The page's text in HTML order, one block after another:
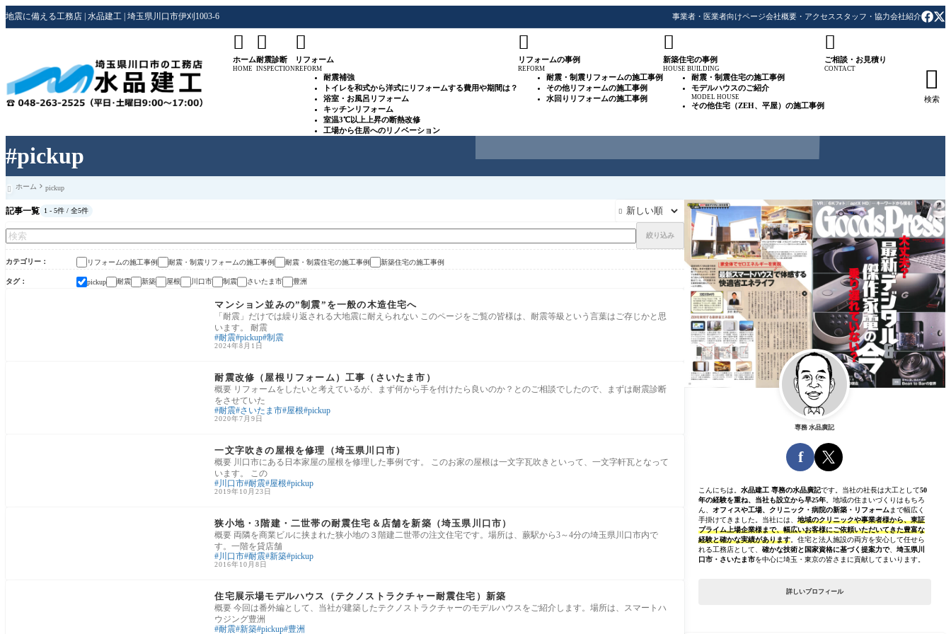
#pickup
地震に備える工務店 | 水品建工 | 埼玉県川口市伊刈1003-6 事業者・医業者向けページ会社概要・アクセス スタッフ・協力会社紹介

ホーム
HOME

耐震診断
INSPECTION

リフォーム
REFORM
耐震補強
トイレを和式から洋式にリフォームする費用や期間は？
浴室・お風呂リフォーム
キッチンリフォーム
室温3℃以上上昇の断熱改修
工場から住居へのリノベーション

リフォームの事例
REFORM
耐震・制震リフォームの施工事例
その他リフォームの施工事例
水回りリフォームの施工事例

新築住宅の事例
HOUSE BUILDING
耐震・制震住宅の施工事例
モデルハウスのご紹介
MODEL HOUSE
その他住宅（ZEH、平屋）の施工事例

ご相談・お見積り
CONTACT 
検索
 ホーム pickup
記事一覧 1 - 5件 / 全5件 
絞り込み
カテゴリー リフォームの施工事例 耐震・制震リフォームの施工事例 耐震・制震住宅の施工事例 新築住宅の施工事例
タグ pickup 耐震 新築 屋根 川口市 制震 さいたま市 豊洲
リフォームの施工事例
マンション並みの”制震”を一般の木造住宅へ
「耐震」だけでは繰り返される大地震に耐えられない このページをご覧の皆様は、耐震等級という言葉はご存じかと思
います。 耐震
耐震 pickup 制震
2024年8月1日
耐震改修（屋根リフォーム）工事（さいたま市）
概要 リフォームをしたいと考えているが、まず何から手を付けたら良いのか？とのご相談でしたので、まずは耐震診断
をさせていた
耐震 さいたま市 屋根 pickup
2020年7月9日
一文字吹きの屋根を修理（埼玉県川口市）
概要 川口市にある日本家屋の屋根を修理した事例です。 このお家の屋根は一文字瓦吹きといって、一文字軒瓦となって
います。 この
川口市 耐震 屋根 pickup
2019年10月23日
狭小地・3階建・二世帯の耐震住宅＆店舗を新築（埼玉県川口市）
概要 両隣を商業ビルに挟まれた狭小地の３階建二世帯の注文住宅です。場所は、蕨駅から3～4分の埼玉県川口市内で
す。一階を貸店舗
川口市 耐震 新築 pickup
2016年10月8日
住宅展示場モデルハウス（テクノストラクチャー耐震住宅）新築
概要 今回は番外編として、当社が建築したテクノストラクチャーのモデルハウスをご紹介します。場所は、スマートハ
ウジング豊洲
耐震 新築 pickup 豊洲
専務 水品廣記
f
こんにちは。 水品建工 専務の水品廣記です。当社の社長は大工として50
年の経験を重ね、当社も設立から早25年。地域の住まいづくりはもちろ
ん、
オフィスや工場、クリニック・病院の新築・リフォーム まで幅広く
手掛けてきました。当社には、 地域のクリニックや事業者様から、東証
プライム上場企業様まで、幅広いお客様にご依頼いただいてきた豊富な
経験と確かな実績があります。住宅と法人施設の両方を安心して任せら
れる工務店として、 確かな技術と国家資格に基づく提案力で、 埼玉県川
口市・さいたま市を中心に埼玉・東京の皆さまに貢献してまいります。
詳しいプロフィール